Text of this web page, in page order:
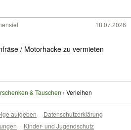
18.07.2026
/ Motorhacke zu vermieten
& Tauschen Verleihen
aufgeben
Datenschutzerklärung
Kinder- und Jugendschutz